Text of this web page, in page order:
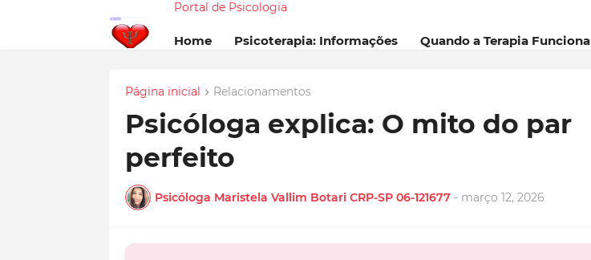
Portal de Psicologia
Home Psicoterapia: Informações Quando a Terapia Funciona
Página inicial Relacionamentos
Psicóloga explica: O mito do par
perfeito
Psicóloga Maristela Vallim Botari CRP-SP 06-121677 - março 12, 2026